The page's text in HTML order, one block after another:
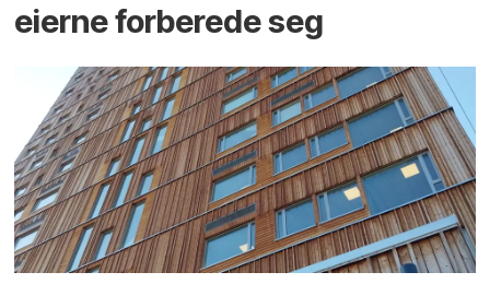
eierne forberede seg